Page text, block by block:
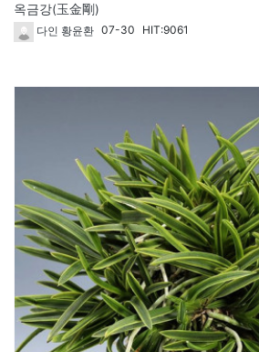
옥금강(玉金剛)
다인 황윤환 07-30 HIT:9061